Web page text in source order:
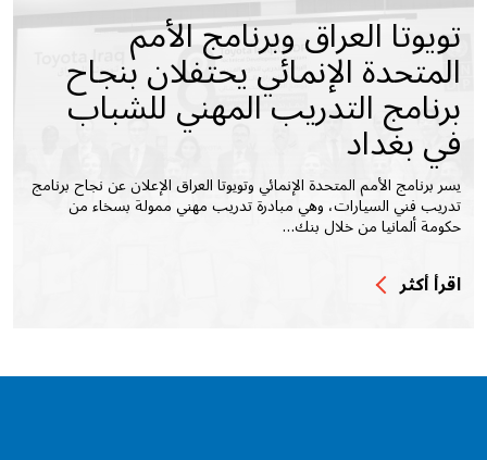
تويوتا العراق وبرنامج الأمم
المتحدة الإنمائي يحتفلان بنجاح
برنامج التدريب المهني للشباب
في بغداد
يسر برنامج الأمم المتحدة الإنمائي وتويوتا العراق الإعلان عن نجاح برنامج
تدريب فني السيارات، وهي مبادرة تدريب مهني ممولة بسخاء من
حكومة ألمانيا من خلال بنك…
اقرأ أكثر